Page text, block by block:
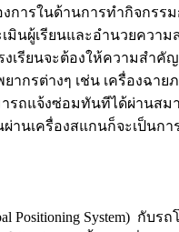
การในด้านการทำกิจกร
นผู้เรียนและอำนวยควา
รียนจะต้องให้ความสำคั
กรต่างๆ เช่น เครื่องฉา
ถแจ้งซ่อมทันทีได้ผ่านส
ผ่านเครื่องสแกนก็จะเป็นก
Positioning System) กั